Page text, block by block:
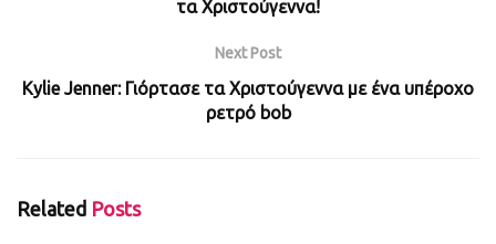
τα Χριστούγεννα!
Next Post
Kylie Jenner: Γιόρτασε τα Χριστούγεννα με ένα υπέροχο
ρετρό bob
Related Posts